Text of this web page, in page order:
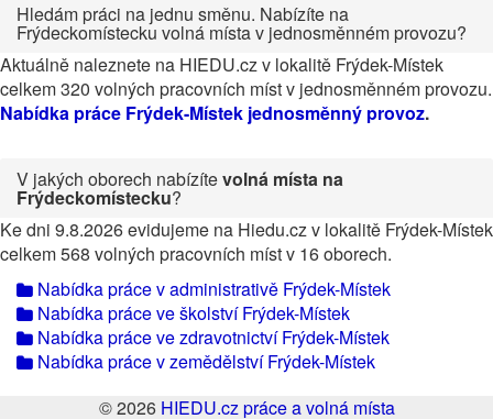
Hledám práci na jednu směnu. Nabízíte na
Frýdeckomístecku volná místa v jednosměnném provozu?
Aktuálně naleznete na HIEDU.cz v lokalitě Frýdek-Místek
celkem 320 volných pracovních míst v jednosměnném provozu.
Nabídka práce Frýdek-Místek jednosměnný provoz.
V jakých oborech nabízítevolná místa na
Frýdeckomístecku?
Ke dni 9.8.2026 evidujeme na Hiedu.cz v lokalitě Frýdek-Místek
celkem 568 volných pracovních míst v 16 oborech.
Nabídka práce v administrativě Frýdek-Místek
Nabídka práce ve školství Frýdek-Místek
Nabídka práce ve zdravotnictví Frýdek-Místek
Nabídka práce v zemědělství Frýdek-Místek
© 2026 HIEDU.cz práce a volná místa